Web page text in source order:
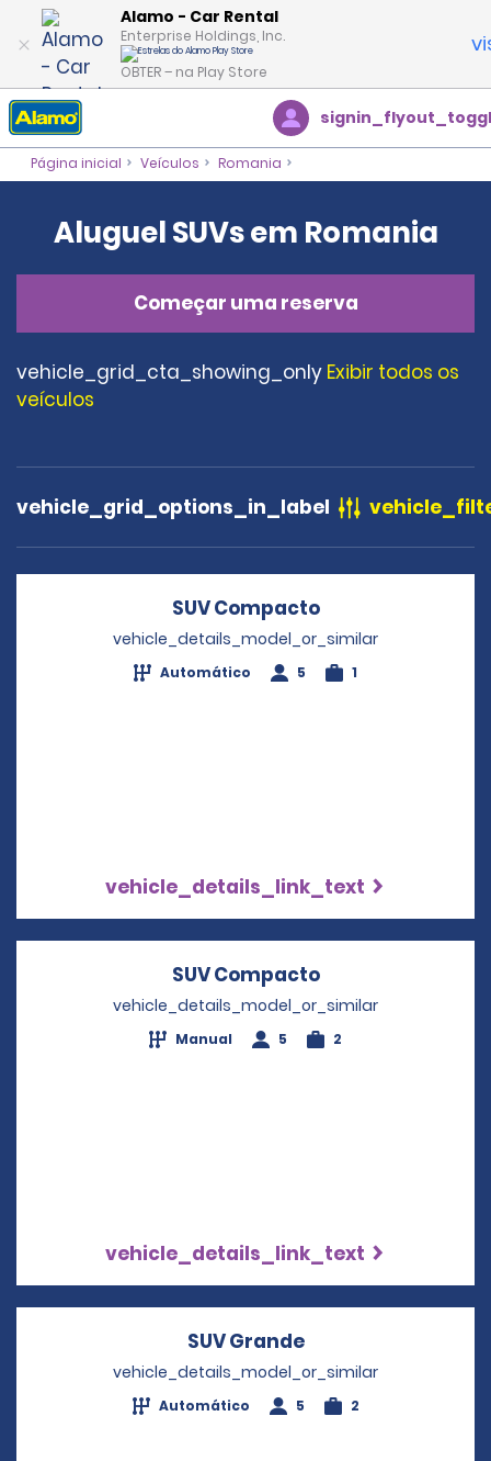
Alamo - Car Rental
Enterprise Holdings, Inc.
OBTER – na Play Store
Página inicial Veículos Romania
Aluguel SUVs em Romania
Começar uma reserva
vehicle_grid_cta_showing_only Exibir todos os
veículos
vehicle_grid_options_in_label
SUV CompactoOpens in a new
vehicle_details_model_or_similar
Automático 5 1
vehicle_details_link_text
SUV CompactoOpens in a new
vehicle_details_model_or_similar
Manual 5 2
vehicle_details_link_text
SUV GrandeOpens in a new
vehicle_details_model_or_similar
Automático 5 2